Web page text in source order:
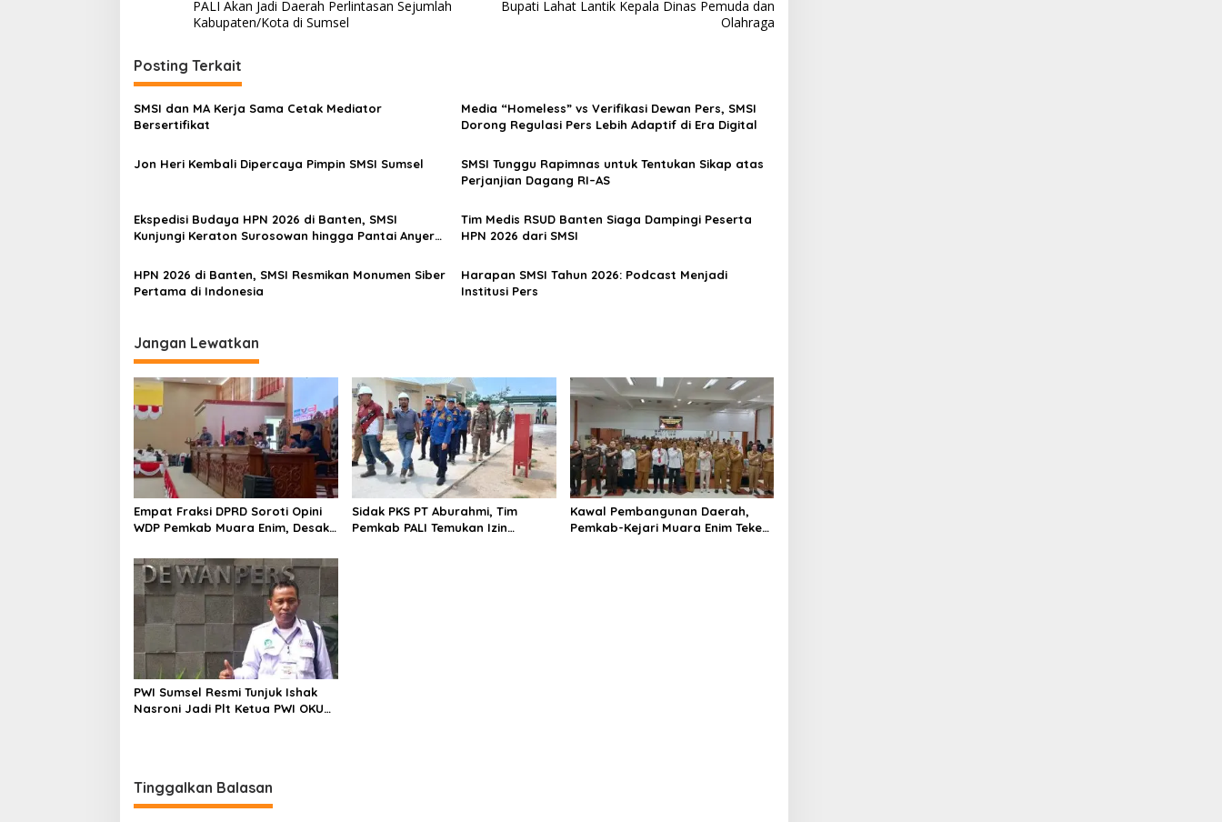
a
i
g
a
i
o
s
PALI Akan Jadi Daerah Perlintasan Sejumlah
Kabupaten/Kota di Sumsel
Bupati Lahat Lantik Kepala Dinas Pemuda dan
Olahraga
Posting Terkait
SMSI dan MA Kerja Sama Cetak Mediator
Bersertifikat
Media “Homeless” vs Verifikasi Dewan Pers, SMSI
Dorong Regulasi Pers Lebih Adaptif di Era Digital
Jon Heri Kembali Dipercaya Pimpin SMSI Sumsel
SMSI Tunggu Rapimnas untuk Tentukan Sikap atas
Perjanjian Dagang RI–AS
Ekspedisi Budaya HPN 2026 di Banten, SMSI
Kunjungi Keraton Surosowan hingga Pantai Anyer–
Tim Medis RSUD Banten Siaga Dampingi Peserta
HPN 2026 dari SMSI
HPN 2026 di Banten, SMSI Resmikan Monumen Siber
Pertama di Indonesia
Harapan SMSI Tahun 2026: Podcast Menjadi
Institusi Pers
Jangan Lewatkan
Empat Fraksi DPRD Soroti Opini
WDP Pemkab Muara Enim, Desak
Sidak PKS PT Aburahmi, Tim
Pemkab PALI Temukan Izin
Kawal Pembangunan Daerah,
Pemkab-Kejari Muara Enim Teken
PWI Sumsel Resmi Tunjuk Ishak
Nasroni Jadi Plt Ketua PWI OKU
Tinggalkan Balasan